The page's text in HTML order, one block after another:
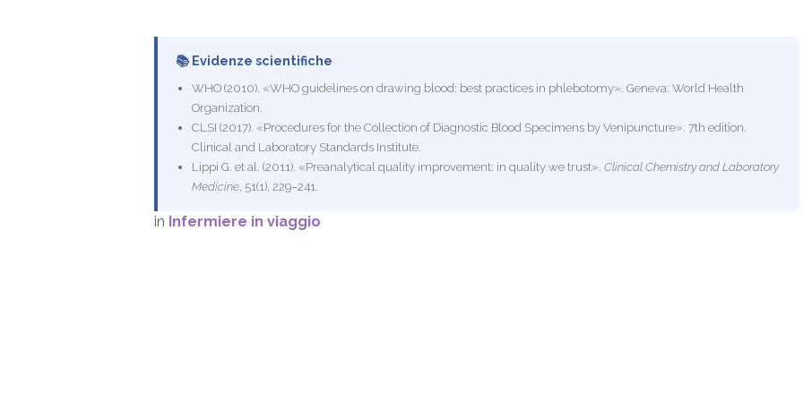
📚 Evidenze scientifiche
WHO (2010). «WHO guidelines on drawing blood: best practices in phlebotomy». Geneva: World Health
Organization.
CLSI (2017). «Procedures for the Collection of Diagnostic Blood Specimens by Venipuncture». 7th edition.
Clinical and Laboratory Standards Institute.
Lippi G. et al. (2011). «Preanalytical quality improvement: in quality we trust». Clinical Chemistry and Laboratory
Medicine, 51(1), 229–241.
in Infermiere in viaggio